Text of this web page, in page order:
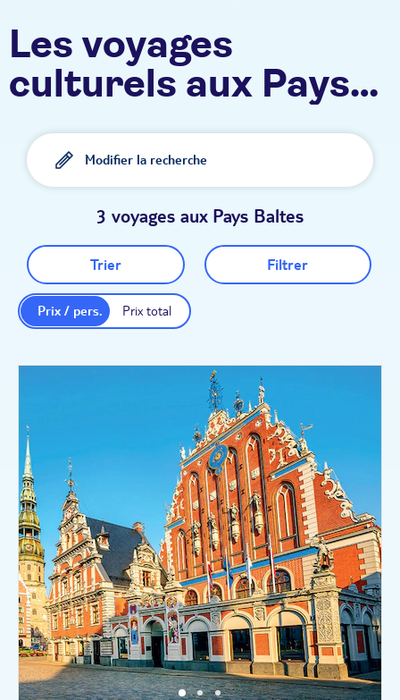
Les voyages
culturels aux Pays
Baltes TUI
Modifier la recherche
3 voyages aux Pays Baltes
Trier Filtrer
Prix total
Prix / pers.